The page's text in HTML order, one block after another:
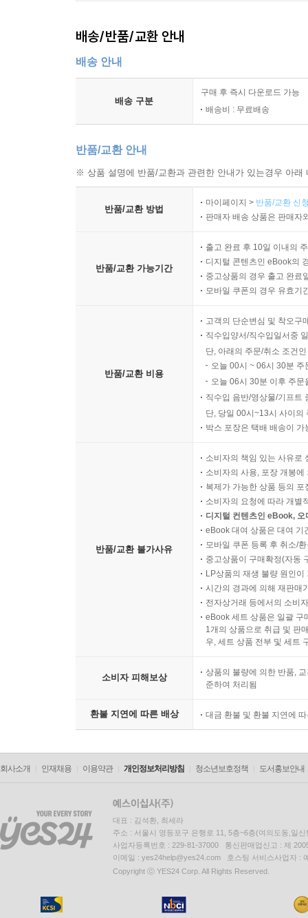
배송/반품/교환 안내
배송 안내
배송 구분
구매 후 즉시 다운로드 가능
배송비 : 무료배송
반품/교환 안내
※ 상품 설명에 반품/교환과 관련한 안내가 있는경우 아
반품/교환 방법
마이페이지 > 반품/교환 신
판매자 배송 상품은 판매자
반품/교환 가능기간
출고 완료 후 10일 이내의
디지털 콘텐츠인 eBook의
중고상품의 경우 출고 완료
모바일 쿠폰의 경우 유효기
반품/교환 비용
고객의 단순변심 및 착오구
직수입양서/직수입일서중
단, 아래의 주문/취소 조건
오늘 00시 ~ 06시 30분
오늘 06시 30분 이후 주
직수입 음반/영상물/기프트
단, 당일 00시~13시 사이의
박스 포장은 택배 배송이
반품/교환 불가사유
소비자의 책임 있는 사유로
소비자의 사용, 포장 개봉
복제가 가능한 상품 등의
소비자의 요청에 따라 개별
디지털 컨텐츠인 eBook,
eBook 대여 상품은 대여 기
모바일 쿠폰 등록 후 취소/
중고상품이 구매확정(자동
LP상품의 재생 불량 원인
시간의 경과에 의해 재판매
전자상거래 등에서의 소비
eBook 세트 상품은 일괄 구
1개의 상품으로 취급 및 판
우, 세트 상품 전부 및 세트
소비자 피해보상
상품의 불량에 의한 반품,
준하여 처리됨
환불 지연에 따른 배상 대금 환불 및 환불 지연에
회사소개 인재채용 이용약관 개인정보처리방침 청소년보호정책 도서홍보안내
대표 : 김석환, 최세라
주소 : 서울시 영등포구 은행로 11, 5층~6층(여의도동,일신
사업자등록번호 : 229-81-37000 통신판매업신고 : 제
이메일 : yes24help@yes24.com 호스팅 서비스사업자 :
Copyright ⓒ YES24 Corp. All Rights Reserved.